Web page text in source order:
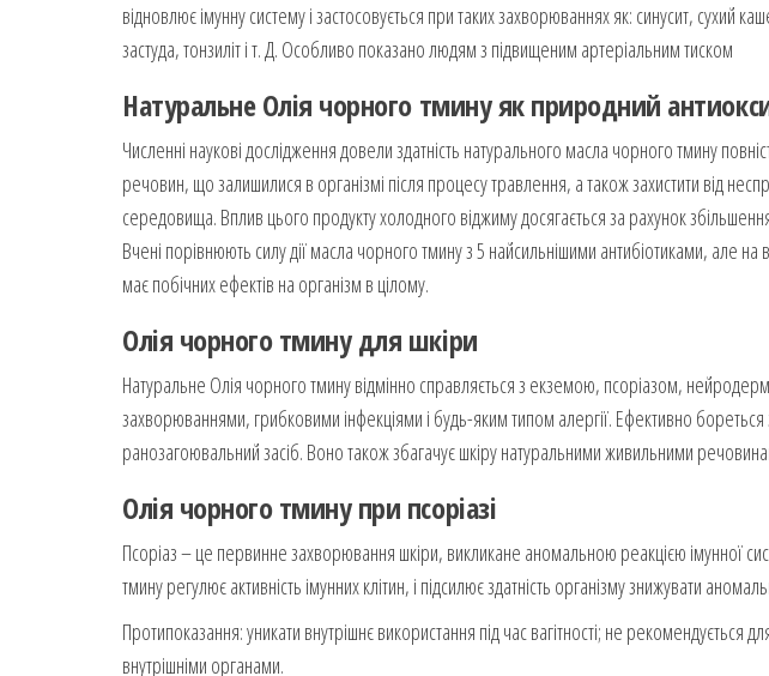
відновлює імунну систему і застосовується при таких захворюваннях як: синусит, сухий
застуда, тонзиліт і т. Д. Особливо показано людям з підвищеним артеріальним тиском
НатуральнеОлія чорного тмину як природний
Численні наукові дослідження довели здатність натурального масла чорного тмину
речовин, що залишилися в організмі після процесу травлення, а також захистити від
середовища. Вплив цього продукту холодного віджиму досягається за рахунок
Вчені порівнюють силу дії масла чорного тмину з 5 найсильнішими антибіотиками, але на
має побічних ефектів на організм в цілому.
Олія чорного тмину для шкіри
Натуральне Олія чорного тмину відмінно справляється з екземою, псоріазом,
захворюваннями, грибковими інфекціями і будь-яким типом алергії. Ефективно
ранозагоювальний засіб. Воно також збагачує шкіру натуральними живильними
Олія чорного тмину при псоріазі
Псоріаз – це первинне захворювання шкіри, викликане аномальною реакцією імунної
тмину регулює активність імунних клітин, і підсилює здатність організму знижувати
Протипоказання: уникати внутрішнє використання під час вагітності; не рекомендується
внутрішніми органами.